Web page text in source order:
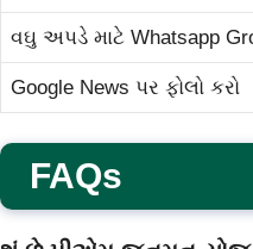
વઘુ અપડે માટે Whatsapp
Google News પર ફોલો કરો
FAQs